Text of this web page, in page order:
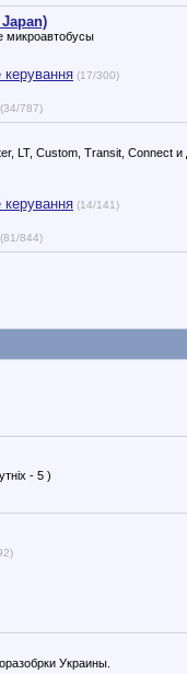
микроавтобусы
керування (17/300)
(34/787)
LT, Custom, Transit, Connect и
керування (14/141)
(81/844)
- 5 )
Украины.